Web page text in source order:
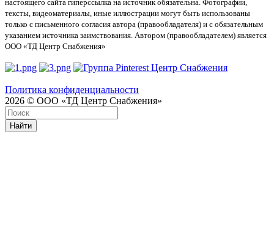
настоящего сайта гиперссылка на источник обязательна. Фотографии,
тексты, видеоматериалы, иные иллюстрации могут быть использованы
только с письменного согласия автора (правообладателя) и с обязательным
указанием источника заимствования. Автором (правообладателем) является
ООО «ТД Центр Снабжения»
Политика конфиденциальности
2026 © ООО «ТД Центр Снабжения»
Найти